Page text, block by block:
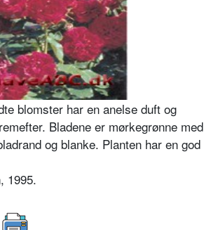
blomster har en anelse duft og
Bladene er mørkegrønne med
og blanke. Planten har en god
1995.